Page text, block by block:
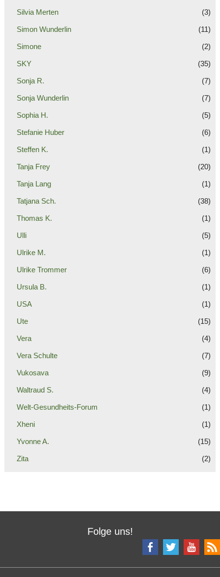
Silvia Merten (3)
Simon Wunderlin (11)
Simone (2)
SKY (35)
Sonja R. (7)
Sonja Wunderlin (7)
Sophia H. (5)
Stefanie Huber (6)
Steffen K. (1)
Tanja Frey (20)
Tanja Lang (1)
Tatjana Sch. (38)
Thomas K. (1)
Ulli (5)
Ulrike M. (1)
Ulrike Trommer (6)
Ursula B. (1)
USA (1)
Ute (15)
Vera (4)
Vera Schulte (7)
Vukosava (9)
Waltraud S. (4)
Welt-Gesundheits-Forum (1)
Xheni (1)
Yvonne A. (15)
Zita (2)
Folge uns!